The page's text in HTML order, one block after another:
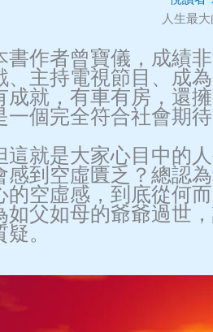
人生最
書作者曾寶儀，成績
、主持電視節目、成
成就，有車有房，還
一個完全符合社會期
這就是大家心目中的
感到空虛匱乏？總認
的空虛感，到底從何
如父如母的爺爺過世
疑。